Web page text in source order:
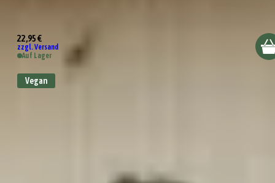
22,95 €
zzgl. Versand
Auf Lager
Vegan